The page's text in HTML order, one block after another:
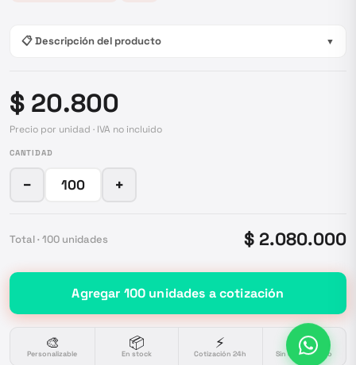
📋 Descripción del producto ▼
$ 20.800
Precio por unidad · IVA no incluido
CANTIDAD
− +
Total · 100 unidades $ 2.080.000
Agregar 100 unidades a cotización
🎨
Personalizable
📦
En stock
⚡
Cotización 24h
🔒
Sin compromiso